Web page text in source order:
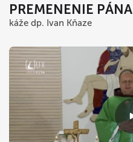
PREMENENIE PÁNA
káže dp. Ivan Kňaze